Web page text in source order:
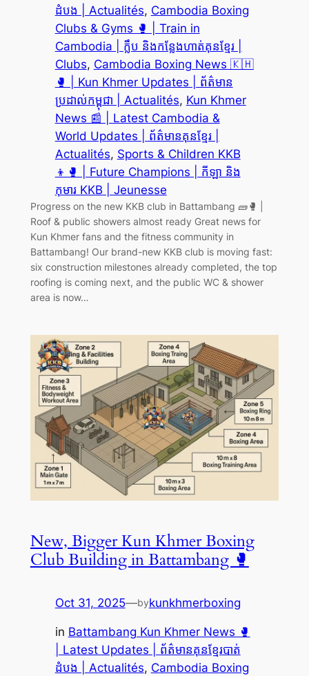
ដំបង | Actualités, Cambodia Boxing
Clubs & Gyms 🥊 | Train in
Cambodia | ក្លឹប និងកន្លែងហាត់គុនខ្មែរ |
Clubs, Cambodia Boxing News 🇰🇭
🥊 | Kun Khmer Updates | ព័ត៌មាន
ប្រដាល់កម្ពុជា | Actualités, Kun Khmer
News 📰 | Latest Cambodia &
World Updates | ព័ត៌មានគុនខ្មែរ |
Actualités, Sports & Children KKB
👦🥊 | Future Champions | កីឡា និង
កុមារ KKB | Jeunesse
Progress on the new KKB club in Battambang 🧱🥊 |
Roof & public showers almost ready Great news for
Kun Khmer fans and the fitness community in
Battambang! Our brand-new KKB club is moving fast:
six construction milestones already completed, the top
roofing is coming next, and the public WC & shower
area is now…
New, Bigger Kun Khmer Boxing
Club Building in Battambang 🥊
Oct 31, 2025—bykunkhmerboxing
in Battambang Kun Khmer News 🥊
| Latest Updates | ព័ត៌មានគុនខ្មែរបាត់
ដំបង | Actualités, Cambodia Boxing